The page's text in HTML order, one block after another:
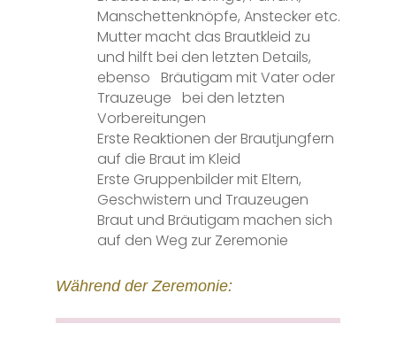
Manschettenknöpfe, Anstecker etc.
Mutter macht das Brautkleid zu
und hilft bei den letzten Details,
ebenso Bräutigam mit Vater oder
Trauzeuge bei den letzten
Vorbereitungen
Erste Reaktionen der Brautjungfern
auf die Braut im Kleid
Erste Gruppenbilder mit Eltern,
Geschwistern und Trauzeugen
Braut und Bräutigam machen sich
auf den Weg zur Zeremonie
Während der Zeremonie: